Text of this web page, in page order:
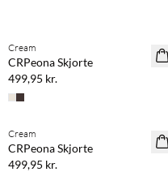
NYHED
Cream
CRPeona Skjorte
499,95 kr.
NYHED
Cream
CRPeona Skjorte
499,95 kr.